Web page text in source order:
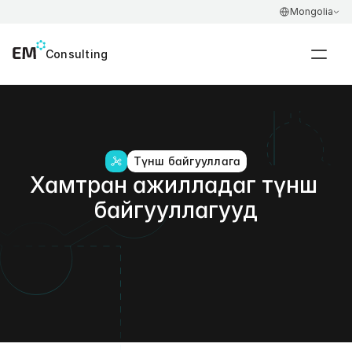
Select Language
Mongolia
Consulting
Хамтран ажилладаг түнш
байгууллагууд
Түнш байгууллага
Select Language
Mongolia
Consulting